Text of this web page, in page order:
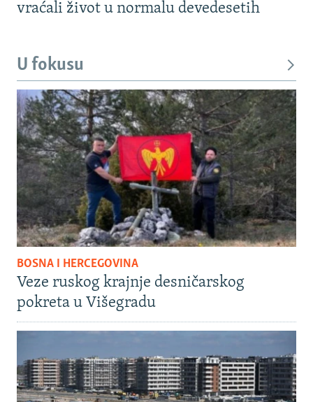
vraćali život u normalu devedesetih
U fokusu
BOSNA I HERCEGOVINA
Veze ruskog krajnje desničarskog
pokreta u Višegradu